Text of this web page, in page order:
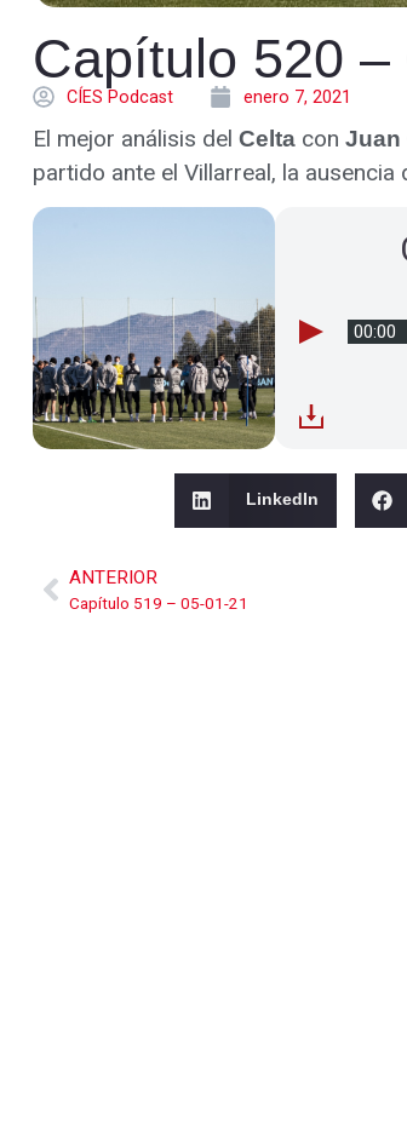
Capítulo 520 –
CÍES Podcast enero 7, 2021
El mejor análisis del Celta con Juan
partido ante el Villarreal, la
00:00
LinkedIn
ANTERIOR
Capítulo 519 – 05-01-21